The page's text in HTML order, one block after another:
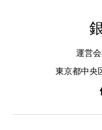
運営
東京都中央